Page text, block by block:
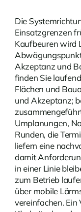
Die
Einsatzgrenzen
Kaufbeuren wird
Akzeptanz und
finden Sie
Flächen und
und Akzeptanz;
Umplanungen,
Runden, die
liefern eine
damit
in einer Linie
zum Betrieb
über mobile
vereinfachen.